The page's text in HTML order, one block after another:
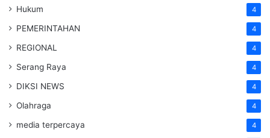
Hukum 4
PEMERINTAHAN 4
REGIONAL 4
Serang Raya 4
DIKSI NEWS 4
Olahraga 4
media terpercaya 4